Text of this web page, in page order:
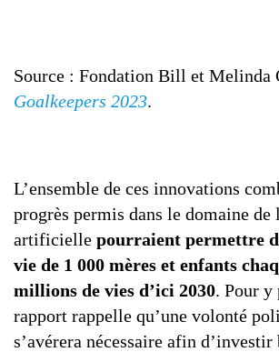
Source : Fondation Bill et Melinda
Goalkeepers 2023.
L’ensemble de ces innovations
progrès permis dans le domaine
artificielle pourraient permettre
vie de 1 000 mères et enfants
millions de vies d’ici 2030. Pour y
rapport rappelle qu’une volonté
s’avérera nécessaire afin d’investir